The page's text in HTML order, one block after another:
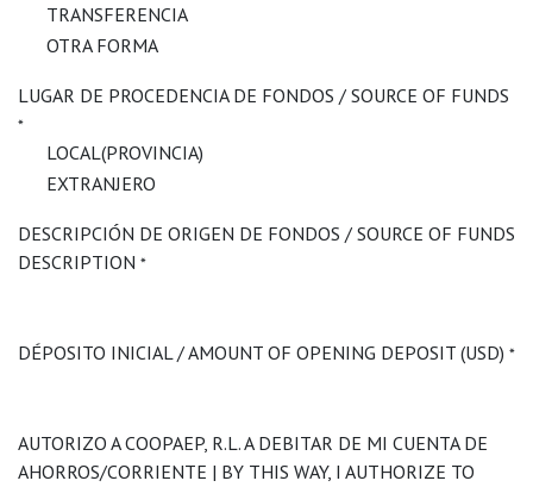
TRANSFERENCIA
OTRA FORMA
LUGAR DE PROCEDENCIA DE FONDOS / SOURCE OF FUNDS
*
LOCAL(PROVINCIA)
EXTRANJERO
DESCRIPCIÓN DE ORIGEN DE FONDOS / SOURCE OF FUNDS
DESCRIPTION *
DÉPOSITO INICIAL / AMOUNT OF OPENING DEPOSIT (USD) *
AUTORIZO A COOPAEP, R.L. A DEBITAR DE MI CUENTA DE
AHORROS/CORRIENTE | BY THIS WAY, I AUTHORIZE TO